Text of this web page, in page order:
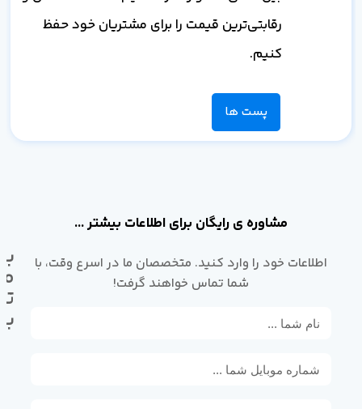
رقابتی‌ترین قیمت را برای مشتریان خود حفظ
کنیم.
پست ها
مشاوره ی رایگان برای اطلاعات بیشتر ...
اطلاعات خود را وارد کنید. متخصصان ما در اسرع وقت، با
شما تماس خواهند گرفت!
با